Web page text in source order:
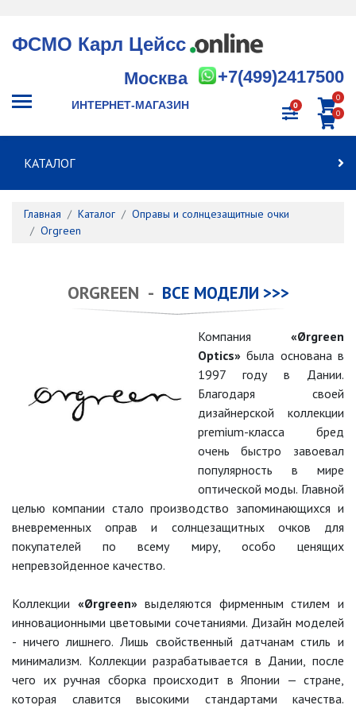
ФСМО Карл Цейсс
+7(499)2417500
Москва
ИНТЕРНЕТ-МАГАЗИН 0
0
0
КАТАЛОГ
Главная Каталог
Оправы и солнцезащитные очки
Orgreen
ORGREEN - ВСЕ МОДЕЛИ >>>
Компания «Ørgreen
Optics»была основана в
1997 году в Дании.
Благодаря своей
дизайнерской коллекции
premium-класса бред
очень быстро завоевал
популярность в мире
оптической моды. Главной
целью компании стало производство запоминающихся и
вневременных оправ и солнцезащитных очков для
покупателей по всему миру, особо ценящих
непревзойденное качество.
Коллекции «Ørgreen»выделяются фирменным стилем и
инновационными цветовыми сочетаниями. Дизайн моделей
- ничего лишнего. Лишь свойственный датчанам стиль и
минимализм. Коллекции разрабатывается в Дании, после
чего их ручная сборка происходит в Японии — стране,
которая славится высокими стандартами качества.